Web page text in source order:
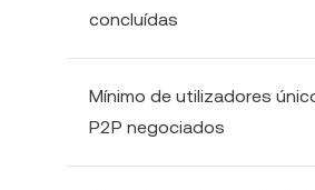
concluídas
Mínimo de utilizadores
P2P negociados